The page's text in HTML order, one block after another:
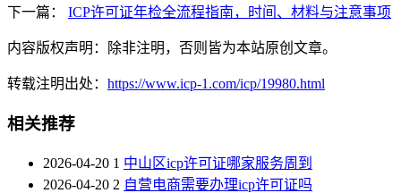
下一篇：
ICP许可证年检全流程指南，时间、材料与注意事项
内容版权声明：除非注明，否则皆为本站原创文章。
转载注明出处： https://www.icp-1.com/icp/19980.html
相关推荐
2026-04-20 1 中山区icp许可证哪家服务周到
2026-04-20 2 自营电商需要办理icp许可证吗